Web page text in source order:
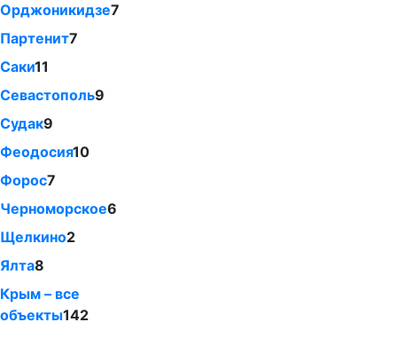
Орджоникидзе7
Партенит7
Саки11
Севастополь9
Судак9
Феодосия10
Форос7
Черноморское6
Щелкино2
Ялта8
Крым – все
объекты142